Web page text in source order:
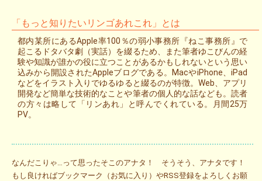
「もっと知りたいリンゴあれこれ」とは
都内某所にあるApple率100％の弱小事務所『ねこ事務所』で
起こるドタバタ劇（実話）を綴るため、また筆者ゆこびんの経
験や知識が誰かの役に立つことがあるかもしれないという思い
込みから開設されたAppleブログである。MacやiPhone、iPad
などをイラスト入りでゆるゆると綴るのが特徴。Web、アプリ
開発など簡単な技術的なことや筆者の個人的な話なども。読者
の方々は略して「リンあれ」と呼んでくれている。月間25万
PV。
なんだこりゃ…って思ったそこのアナタ！ そうそう、アナタです！
もし良ければブックマーク（お気に入り）やRSS登録をよろしくお願